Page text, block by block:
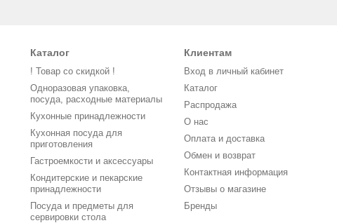
Каталог
! Товар со скидкой !
Одноразовая упаковка,
посуда, расходные материалы
Кухонные принадлежности
Кухонная посуда для
приготовления
Гастроемкости и аксессуары
Кондитерские и пекарские
принадлежности
Посуда и предметы для
сервировки стола
Клиентам
Вход в личный кабинет
Каталог
Распродажа
О нас
Оплата и доставка
Обмен и возврат
Контактная информация
Отзывы о магазине
Бренды